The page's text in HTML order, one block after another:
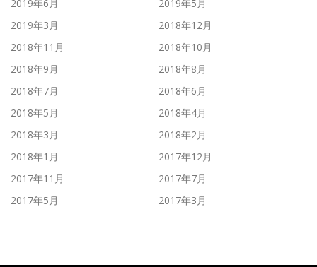
2019年6月
2019年5月
2019年3月
2018年12月
2018年11月
2018年10月
2018年9月
2018年8月
2018年7月
2018年6月
2018年5月
2018年4月
2018年3月
2018年2月
2018年1月
2017年12月
2017年11月
2017年7月
2017年5月
2017年3月